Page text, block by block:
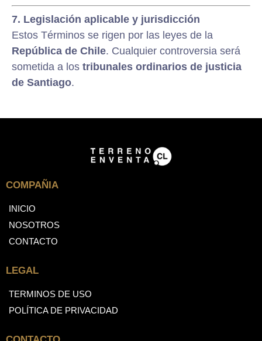
7. Legislación aplicable y jurisdicción
Estos Términos se rigen por las leyes de la
República de Chile. Cualquier controversia será
sometida a los tribunales ordinarios de justicia
de Santiago.
COMPAÑIA
INICIO
NOSOTROS
CONTACTO
LEGAL
TERMINOS DE USO
POLÍTICA DE PRIVACIDAD